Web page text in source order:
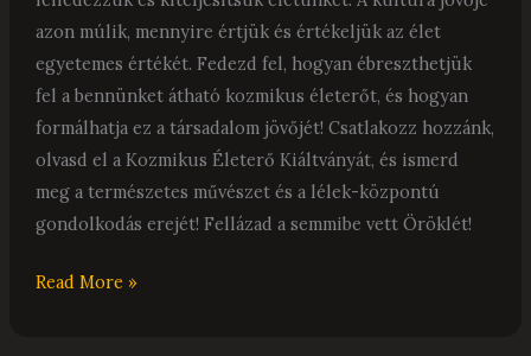
azon múlik, mennyire értjük és értékeljük az élet
egyetemes értékét. Fedezd fel, hogyan ébreszthetjük
fel a bennünket átható kozmikus életerőt, és hogyan
formálhatja ez a társadalom jövőjét! Csatlakozz hozzánk,
olvasd el a Kozmikus Életerő Kiáltványát, és ismerd
meg a természetes művészet és a lélek-központú
gondolkodás erejét! Fellázad a semmibe vett Öröklét!
Read More »